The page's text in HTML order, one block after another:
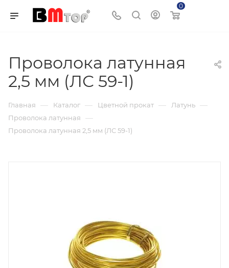
0
Проволока латунная
2,5 мм (ЛС 59-1)
Главная — Каталог — Цветной прокат — Латунь —
Проволока латунная —
Проволока латунная 2,5 мм (ЛС 59-1)